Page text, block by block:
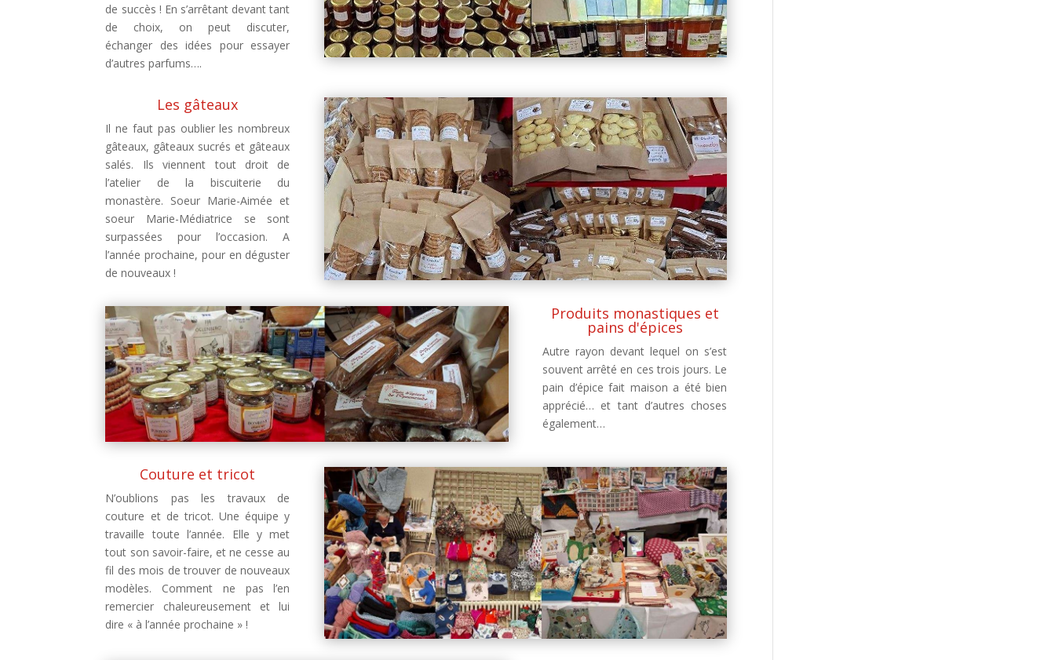
de succès ! En s’arrêtant devant tant
de choix, on peut discuter,
échanger des idées pour essayer
d’autres parfums….
Les gâteaux
Il ne faut pas oublier les nombreux
gâteaux, gâteaux sucrés et gâteaux
salés. Ils viennent tout droit de
l’atelier de la biscuiterie du
monastère. Soeur Marie-Aimée et
soeur Marie-Médiatrice se sont
surpassées pour l’occasion. A
l’année prochaine, pour en déguster
de nouveaux !
Produits monastiques et
pains d'épices
Autre rayon devant lequel on s’est
souvent arrêté en ces trois jours. Le
pain d’épice fait maison a été bien
apprécié… et tant d’autres choses
également…
Couture et tricot
N’oublions pas les travaux de
couture et de tricot. Une équipe y
travaille toute l’année. Elle y met
tout son savoir-faire, et ne cesse au
fil des mois de trouver de nouveaux
modèles. Comment ne pas l’en
remercier chaleureusement et lui
dire « à l’année prochaine » !